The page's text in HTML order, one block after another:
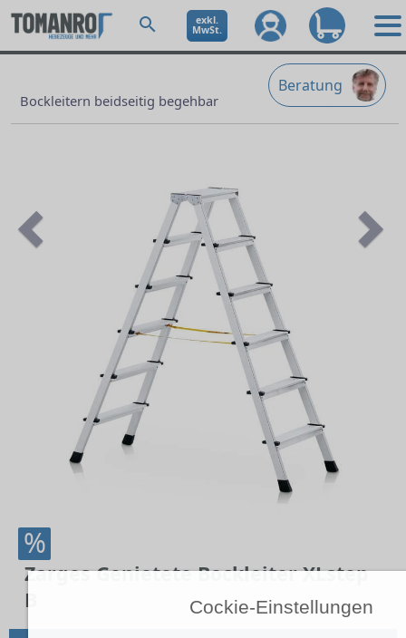
Cockie-Einstellungen
exkl.
MwSt.
Beratung
Bockleitern beidseitig begehbar
%
Zarges Genietete Bockleiter XLstep
B